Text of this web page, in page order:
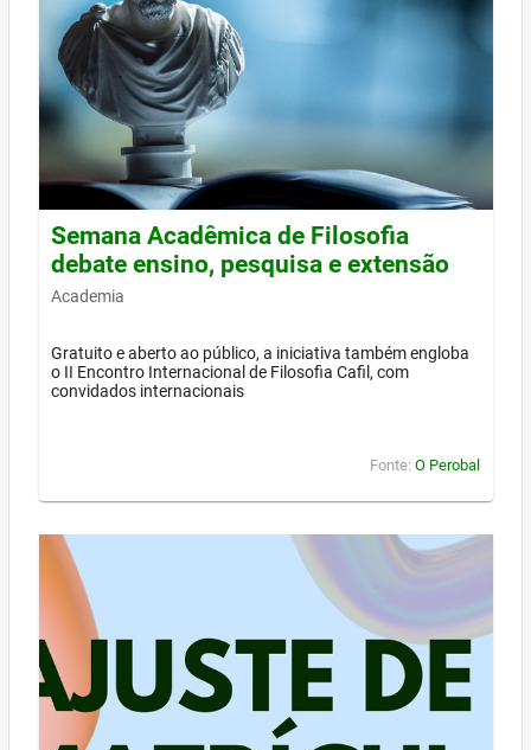
Semana Acadêmica de Filosofia
debate ensino, pesquisa e extensão
Academia
Gratuito e aberto ao público, a iniciativa também engloba
o II Encontro Internacional de Filosofia Cafil, com
convidados internacionais
Fonte: O Perobal